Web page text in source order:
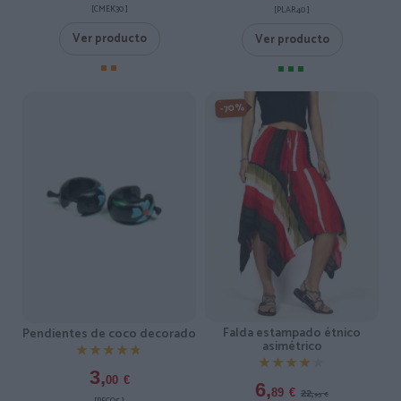
[CMEK30 ]
Ver producto
[PLAR40 ]
Ver producto
Pendientes de coco decorado
★★★★★
★★★★★
3,00 €
-70%
Falda estampado étnico
asimétrico
★★★★★
★★★★★
6,89 € 22,95 €